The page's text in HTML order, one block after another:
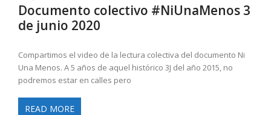
Documento colectivo #NiUnaMenos 3
de junio 2020
Compartimos el video de la lectura colectiva del documento Ni
Una Menos. A 5 años de aquel histórico 3J del año 2015, no
podremos estar en calles pero
READ MORE